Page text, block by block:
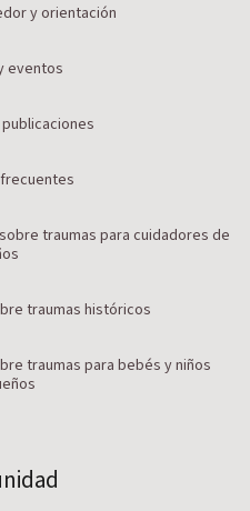
y orientación
eventos
traumas para cuidadores de
traumas históricos
traumas para bebés y niños